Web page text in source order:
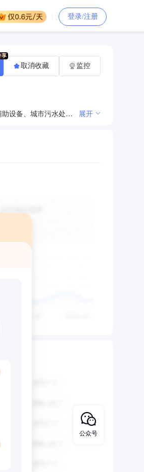
登录/注册
水处理技术的研发及服务；环境污染防治工程设计；环境污染防治设备、水处理环保工程设备、电站锅炉处理除盐设备、电动锅炉辅助设备、城市污水处理设备、自来水生产设备、净水软化设备、过滤设备、消毒设备、给排水设备、工业废水处理设备、循环水设备、玻璃钢复合设备、水泵、风机的销售；建筑工程、市政工程、钢结构工程设计、施工及相关科学研究成果推广、应用；机械设备的安装；货物或技术进出口（国家禁止或涉及行政审批的货物和技术进出口除外）。（依法须经批准的项目，经相关部门批准后方可开展经营活动） 展开
取消收藏 监控
公众号